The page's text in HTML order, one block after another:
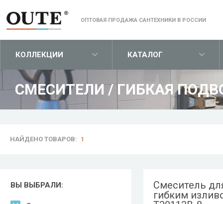
ОПТОВАЯ ПРОДАЖА САНТЕХНИКИ В РОССИИ
КОЛЛЕКЦИИ КАТАЛОГ
СМЕСИТЕЛИ/ГИБКАЯ
НАЙДЕНО ТОВАРОВ: 1
ВЫ ВЫБРАЛИ:
Смеситель
гибким